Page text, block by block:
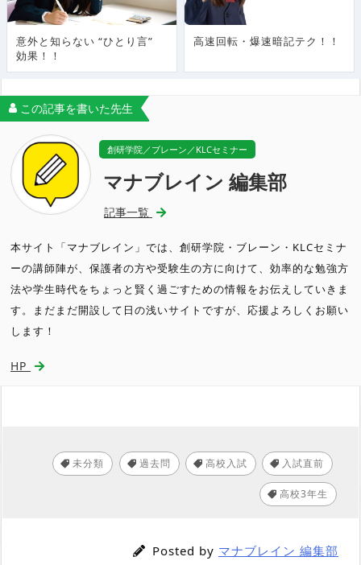
意外と知らない “ひとり言”
効果！！
高速回転・爆速暗記テク！！
この記事を書いた先生
創研学院／ブレーン／KLCセミナー
マナブレイン 編集部
記事一覧
本サイト「マナブレイン」では、創研学院・ブレーン・KLCセミナ
ーの講師陣が、保護者の方や受験生の方に向けて、効率的な勉強方
法や学生時代をちょっと賢く過ごすための情報をお伝えしていきま
す。まだまだ開設して日の浅いサイトですが、応援よろしくお願い
します！
HP
未分類 過去問 高校入試 入試直前
高校3年生
Posted by マナブレイン 編集部